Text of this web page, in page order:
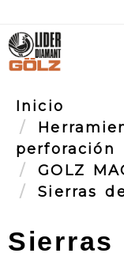
Inicio
perforación
GOLZ
Sierras